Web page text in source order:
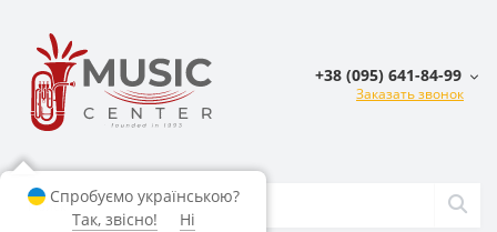
+38 (095) 641-84-99
Заказать звонок
Спробуємо українською?
Так, звісно!
Ні